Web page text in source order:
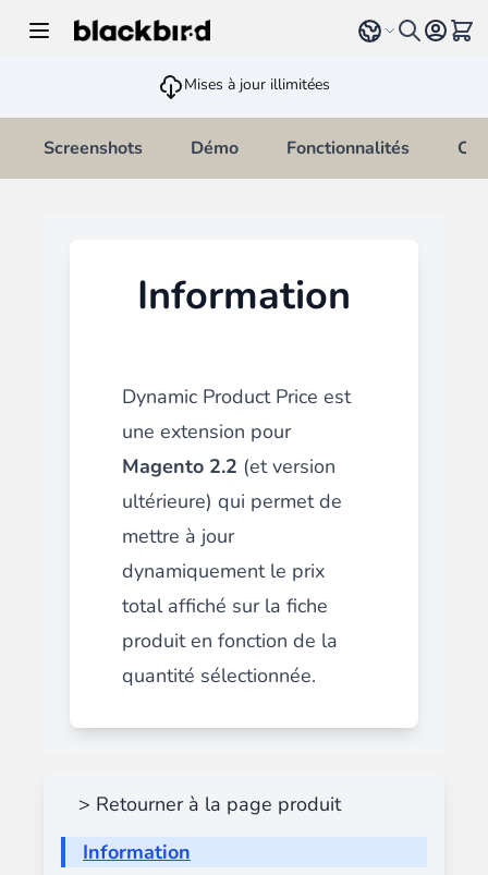
Select language
Voir
Mises à jour illimitées
Screenshots Démo Fonctionnalités
Information
Dynamic Product Price est
une extension pour
Magento 2.2 (et version
ultérieure) qui permet de
mettre à jour
dynamiquement le prix
total affiché sur la fiche
produit en fonction de la
quantité sélectionnée.
> Retourner à la page produit
Information